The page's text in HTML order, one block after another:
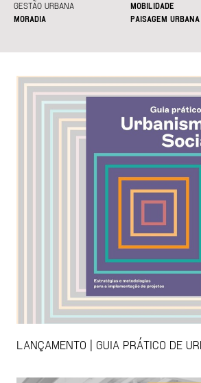
GESTÃO URBANA
MOBILIDADE
MORADIA
PAISAGEM URBANA
LANÇAMENTO | GUIA PRÁTICO DE